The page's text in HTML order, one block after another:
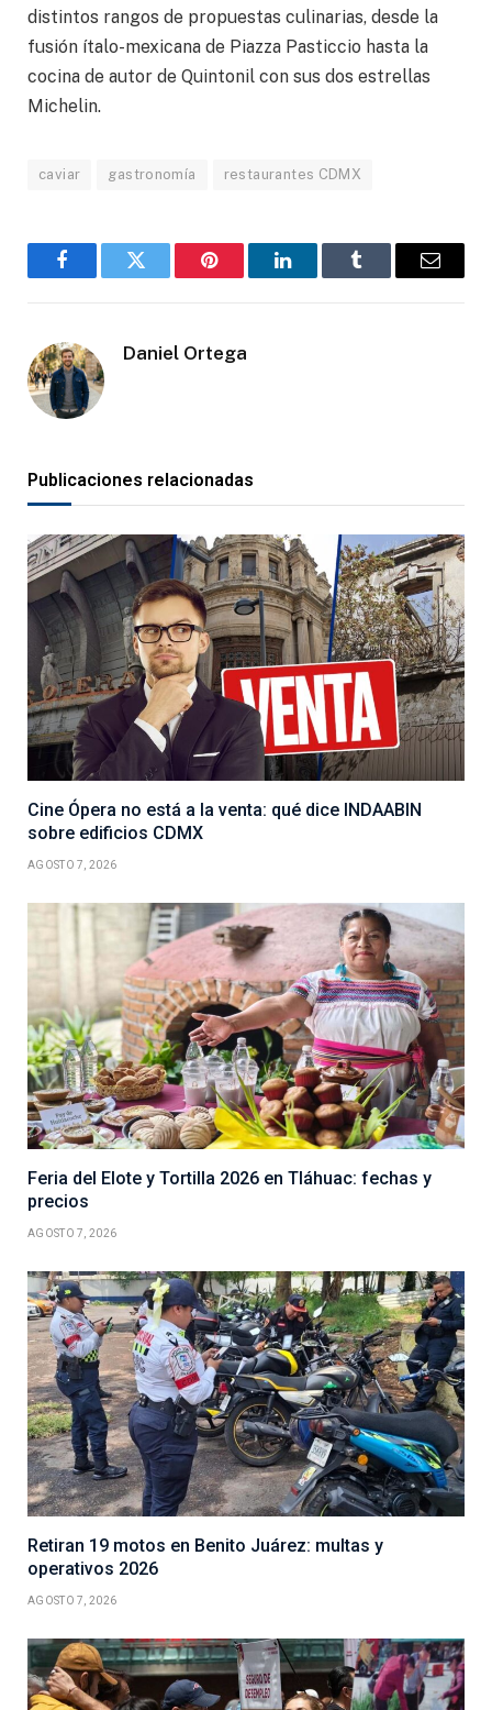
distintos rangos de propuestas culinarias, desde la
fusión ítalo-mexicana de Piazza Pasticcio hasta la
cocina de autor de Quintonil con sus dos estrellas
Michelin.
caviar gastronomía restaurantes CDMX
FacebookGorjeo Pinterest LinkedInTumblr
Correo
Daniel Ortega
Publicaciones relacionadas
Cine Ópera no está a la venta: qué dice INDAABIN
sobre edificios CDMX
AGOSTO 7, 2026
Feria del Elote y Tortilla 2026 en Tláhuac: fechas y
precios
AGOSTO 7, 2026
Retiran 19 motos en Benito Juárez: multas y
operativos 2026
AGOSTO 7, 2026